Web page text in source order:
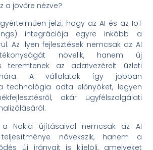
a jövőre nézve?
jelzi, hogy az AI és az IoT
integrációja egyre inkább a
Az ilyen fejlesztések nemcsak az AI
növelik, hanem új
teremtenek az adatvezérelt üzleti
A vállalatok így jobban
technológia adta előnyöket, legyen
akár ügyfélszolgálati
a Nokia újításaival nemcsak az AI
növekszik, hanem a
új irányait is kijelöli, amelyeket